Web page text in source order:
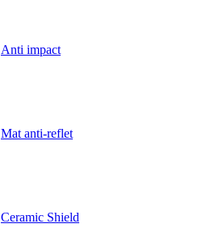
Anti impact
Mat anti-reflet
Ceramic Shield